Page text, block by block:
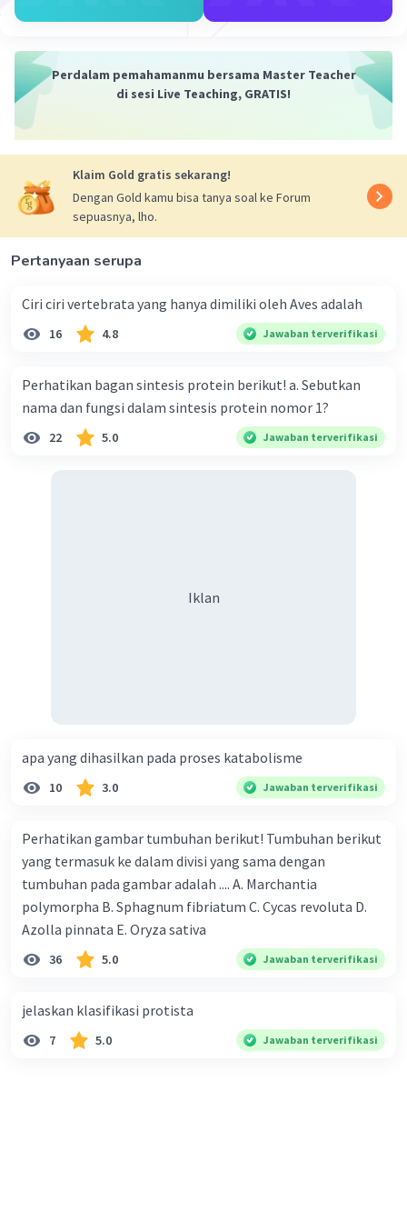
Beri Rating·0.0(0) Balas
Iklan
Perdalam pemahamanmu bersama Master Teacher
di sesi Live Teaching, GRATIS!
Klaim Gold gratis sekarang!
Dengan Gold kamu bisa tanya soal ke Forum
sepuasnya, lho.
Pertanyaan serupa
Ciri ciri vertebrata yang hanya dimiliki oleh Aves adalah
16 4.8 Jawaban terverifikasi
Perhatikan bagan sintesis protein berikut! a. Sebutkan
nama dan fungsi dalam sintesis protein nomor 1?
22 5.0 Jawaban terverifikasi
Iklan
apa yang dihasilkan pada proses katabolisme
10 3.0 Jawaban terverifikasi
Perhatikan gambar tumbuhan berikut! Tumbuhan berikut
yang termasuk ke dalam divisi yang sama dengan
tumbuhan pada gambar adalah .... A. Marchantia
polymorpha B. Sphagnum fibriatum C. Cycas revoluta D.
Azolla pinnata E. Oryza sativa
36 5.0 Jawaban terverifikasi
jelaskan klasifikasi protista
7 5.0 Jawaban terverifikasi